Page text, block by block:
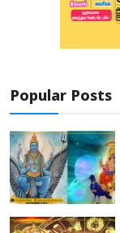
Popular Posts